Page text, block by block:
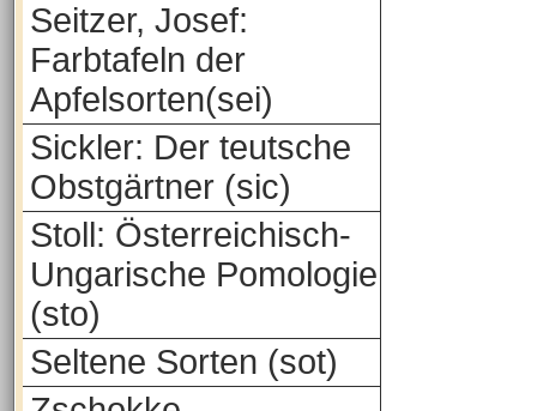
Seitzer, Josef:
Farbtafeln der
Apfelsorten(sei)
Sickler: Der teutsche
Obstgärtner (sic)
Stoll: Österreichisch-
Ungarische Pomologie
(sto)
Seltene Sorten (sot)